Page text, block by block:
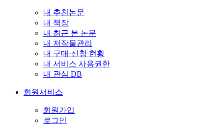
내 추천논문
내 책장
내 최근 본 논문
내 저작물관리
내 구매·신청 현황
내 서비스 사용권한
내 관심 DB
회원서비스
회원가입
로그인